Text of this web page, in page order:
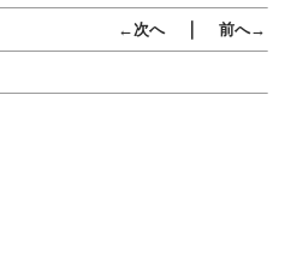
←次へ｜ 前へ→